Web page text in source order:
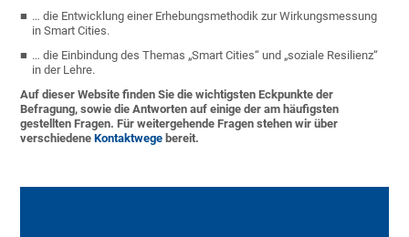
… die Entwicklung einer Erhebungsmethodik zur Wirkungsmessung
in Smart Cities.
… die Einbindung des Themas „Smart Cities“ und „soziale Resilienz“
in der Lehre.
Auf dieser Website finden Sie die wichtigsten Eckpunkte der
Befragung, sowie die Antworten auf einige der am häufigsten
gestellten Fragen. Für weitergehende Fragen stehen wir über
verschiedeneKontaktwege bereit.